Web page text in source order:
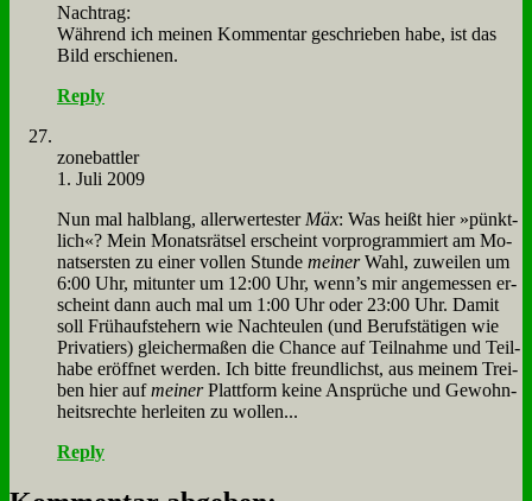
Nach­trag:
Wäh­rend ich mei­nen Kom­men­tar ge­schrie­ben ha­be, ist das
Bild er­schie­nen.
Reply
zone­batt­ler
1. Juli 2009
Nun mal halb­lang, al­ler­wer­te­ster Mäx: Was heißt hier »pünkt­
lich«? Mein Mo­nats­rät­sel er­scheint vor­pro­gram­miert am Mo­
nats­er­sten zu ei­ner vol­len Stun­de mei­nerWahl, zu­wei­len um
6:00 Uhr, mit­un­ter um 12:00 Uhr, wenn’s mir an­ge­mes­sen er­
scheint dann auch mal um 1:00 Uhr oder 23:00 Uhr. Da­mit
soll Früh­auf­ste­hern wie Nacht­eu­len (und Be­rufs­tä­ti­gen wie
Pri­va­tiers) glei­cher­ma­ßen die Chan­ce auf Teil­nah­me und Teil­
ha­be er­öff­net wer­den. Ich bit­te freund­lichst, aus mei­nem Trei­
ben hier aufmei­nerPlatt­form kei­ne An­sprü­che und Ge­wohn­
heits­rech­te her­lei­ten zu wol­len...
Reply